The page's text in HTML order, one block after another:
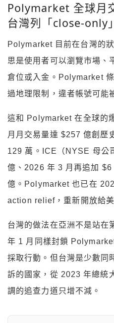
Polymarket 全球月
台灣列「close-only」
Polymarket 目前在台灣的
思是使用者可以瀏覽市場、
倉位或入金。Polymarket
過地理限制，違者帳號可能
這和 Polymarket 在全球的
月月交易量達 $257 億創歷
129 萬。ICE（NYSE 母公
億、2026 年 3 月再追加
億。Polymarket 也已在
action relief，重新開放給美
台灣的做法在亞洲不是站在
年 1 月同樣封鎖
採取行動。但台灣是少數同
訴的國家，從 2023 年總統
調的追查力道只增不減。